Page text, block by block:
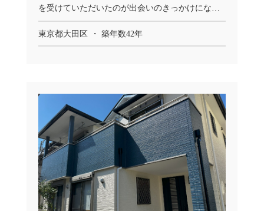
を受けていただいたのが出会いのきっかけになり
ます。
東京都大田区
築年数42年